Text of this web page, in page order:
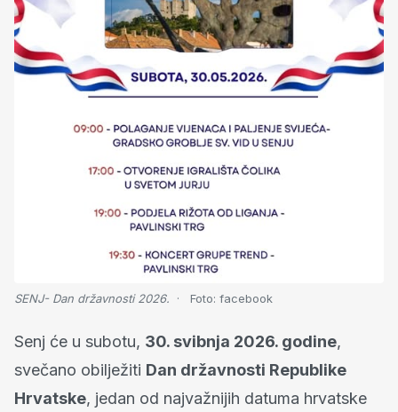
SENJ- Dan državnosti 2026. Foto: facebook
Senj će u subotu, 30. svibnja 2026. godine,
svečano obilježiti Dan državnosti Republike
Hrvatske, jedan od najvažnijih datuma hrvatske